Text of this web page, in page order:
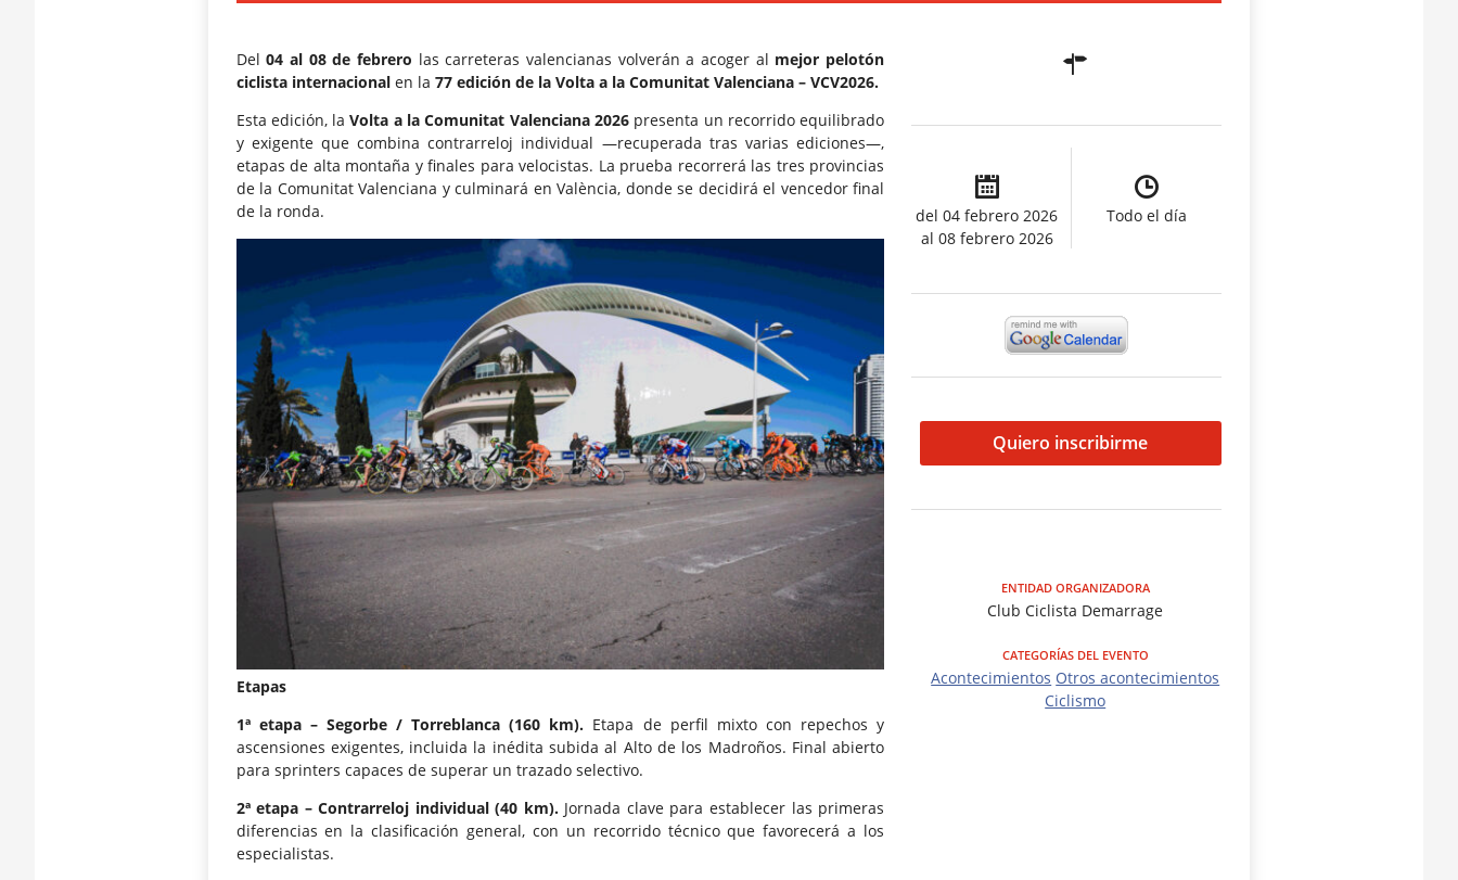
Del04 al 08 de febrero las carreteras valencianas volverán a acoger al mejor pelotón
ciclista internacionalen la 77 edición de la Volta a la Comunitat Valenciana – VCV2026.
Esta edición, laVolta a la Comunitat Valenciana 2026presenta un recorrido equilibrado
y exigente que combina contrarreloj individual —recuperada tras varias ediciones—,
etapas de alta montaña y finales para velocistas. La prueba recorrerá las tres provincias
de la Comunitat Valenciana y culminará en València, donde se decidirá el vencedor final
de la ronda.
Etapas
1ª etapa – Segorbe / Torreblanca (160 km). Etapa de perfil mixto con repechos y
ascensiones exigentes, incluida la inédita subida al Alto de los Madroños. Final abierto
para sprinters capaces de superar un trazado selectivo.
2ª etapa – Contrarreloj individual (40 km). Jornada clave para establecer las primeras
diferencias en la clasificación general, con un recorrido técnico que favorecerá a los
especialistas.
del 04 febrero 2026
al 08 febrero 2026
Todo el día
Quiero inscribirme
ENTIDAD ORGANIZADORA
Club Ciclista Demarrage
CATEGORÍAS DEL EVENTO
Acontecimientos Otros acontecimientos
Ciclismo